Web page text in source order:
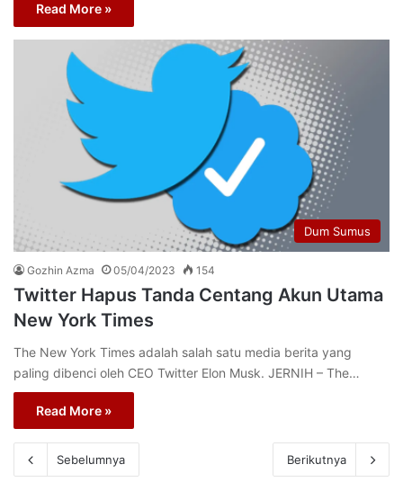
Read More »
Dum Sumus
Gozhin Azma 05/04/2023 154
Twitter Hapus Tanda Centang Akun Utama
New York Times
The New York Times adalah salah satu media berita yang
paling dibenci oleh CEO Twitter Elon Musk. JERNIH – The…
Read More »
Sebelumnya Berikutnya